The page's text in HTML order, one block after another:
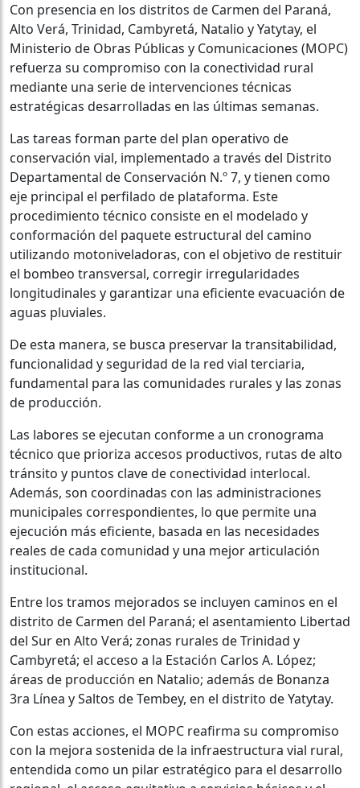
Con presencia en los distritos de Carmen del Paraná,
Alto Verá, Trinidad, Cambyretá, Natalio y Yatytay, el
Ministerio de Obras Públicas y Comunicaciones (MOPC)
refuerza su compromiso con la conectividad rural
mediante una serie de intervenciones técnicas
estratégicas desarrolladas en las últimas semanas.
Las tareas forman parte del plan operativo de
conservación vial, implementado a través del Distrito
Departamental de Conservación N.º 7, y tienen como
eje principal el perfilado de plataforma. Este
procedimiento técnico consiste en el modelado y
conformación del paquete estructural del camino
utilizando motoniveladoras, con el objetivo de restituir
el bombeo transversal, corregir irregularidades
longitudinales y garantizar una eficiente evacuación de
aguas pluviales.
De esta manera, se busca preservar la transitabilidad,
funcionalidad y seguridad de la red vial terciaria,
fundamental para las comunidades rurales y las zonas
de producción.
Las labores se ejecutan conforme a un cronograma
técnico que prioriza accesos productivos, rutas de alto
tránsito y puntos clave de conectividad interlocal.
Además, son coordinadas con las administraciones
municipales correspondientes, lo que permite una
ejecución más eficiente, basada en las necesidades
reales de cada comunidad y una mejor articulación
institucional.
Entre los tramos mejorados se incluyen caminos en el
distrito de Carmen del Paraná; el asentamiento Libertad
del Sur en Alto Verá; zonas rurales de Trinidad y
Cambyretá; el acceso a la Estación Carlos A. López;
áreas de producción en Natalio; además de Bonanza
3ra Línea y Saltos de Tembey, en el distrito de Yatytay.
Con estas acciones, el MOPC reafirma su compromiso
con la mejora sostenida de la infraestructura vial rural,
entendida como un pilar estratégico para el desarrollo